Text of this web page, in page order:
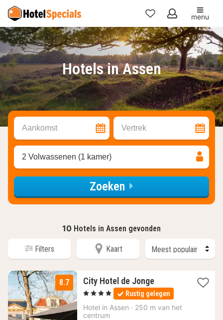
Mijn
favorieten
menu
Hotels in Assen
Aankomst Vertrek
2 Volwassenen (1 kamer)
Zoeken
10 Hotels in Assen gevonden
Filters Kaart
8.7 City Hotel de Jonge1
nacht
vanaf
99
, 4 Sterren Rustig gelegen
Hotel in Assen · 250 m van het
centrum